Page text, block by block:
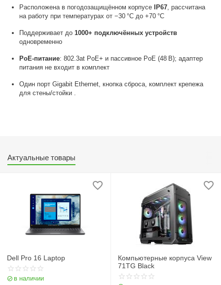
Расположена в погодозащищённом корпусе IP67, рассчитана
на работу при температурах от −30 °C до +70 °C
Поддерживает до1000+ подключённых устройств
одновременно
PoE‑питание: 802.3at PoE+ и пассивное PoE (48 В); адаптер
питания не входит в комплект
Один порт Gigabit Ethernet, кнопка сброса, комплект крепежа
для стены/стойки .
Актуальные товары
Dell Pro 16 Laptop
в наличии
Компьютерные корпуса View
71TG Black